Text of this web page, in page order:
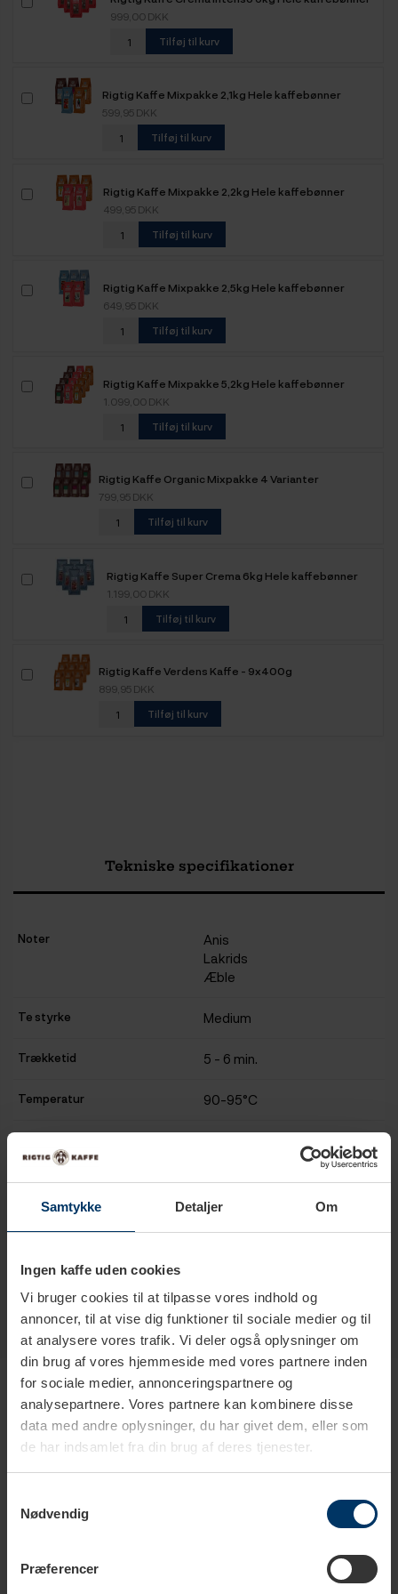
Samtykke Detaljer Om
Ingen kaffe uden cookies
Vi bruger cookies til at tilpasse vores indhold og
annoncer, til at vise dig funktioner til sociale medier og til
at analysere vores trafik. Vi deler også oplysninger om
din brug af vores hjemmeside med vores partnere inden
for sociale medier, annonceringspartnere og
analysepartnere. Vores partnere kan kombinere disse
data med andre oplysninger, du har givet dem, eller som
de har indsamlet fra din brug af deres tjenester.
Nødvendig
Præferencer
999,00 DKK
Tilføj til kurv
Rigtig Kaffe Mixpakke 2,1kg Hele kaffebønner
599,95 DKK
Tilføj til kurv
Rigtig Kaffe Mixpakke 2,2kg Hele kaffebønner
499,95 DKK
Tilføj til kurv
Rigtig Kaffe Mixpakke 2,5kg Hele kaffebønner
649,95 DKK
Tilføj til kurv
Rigtig Kaffe Mixpakke 5,2kg Hele kaffebønner
1.099,00 DKK
Tilføj til kurv
Rigtig Kaffe Organic Mixpakke 4 Varianter
799,95 DKK
Tilføj til kurv
Rigtig Kaffe Super Crema 6kg Hele kaffebønner
1.199,00 DKK
Tilføj til kurv
Rigtig Kaffe Verdens Kaffe - 9x400g
899,95 DKK
Tilføj til kurv
Tekniske specifikationer
Noter
Anis
Lakrids
Æble
Te styrke Medium
Trækketid 5 - 6 min.
Temperatur 90-95°C
Te pakning Løs te
Produkter i samme kategori